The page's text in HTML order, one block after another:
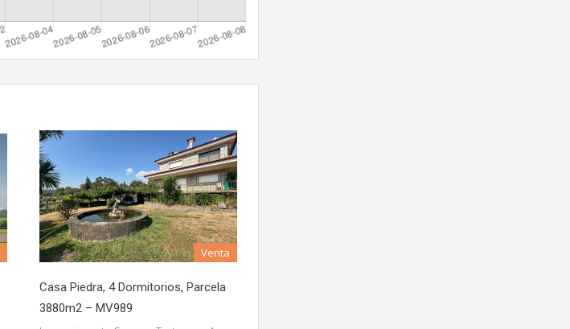
Venta
Casa Piedra, 4 Dormitorios, Parcela
3880m2 – MV989